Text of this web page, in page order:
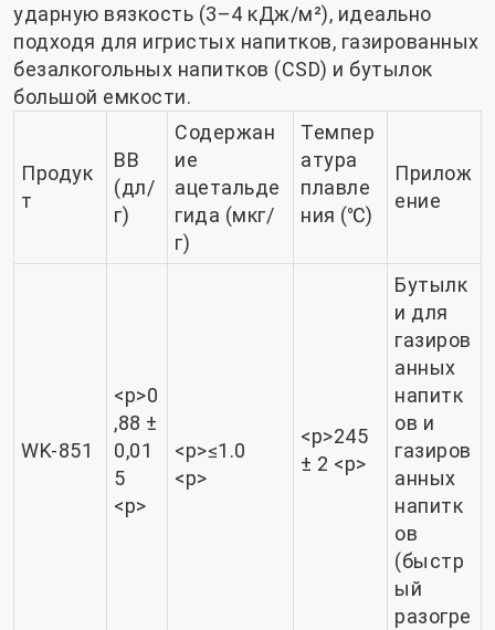
ударную вязкость (3–4 кДж/м²), идеально
подходя для игристых напитков, газированных
безалкогольных напитков (CSD) и бутылок
большой емкости.
Продук
т
ВВ
(дл/
г)
Содержан
ие
ацетальде
гида (мкг/
г)
Темпер
атура
плавле
ния (℃)
Прилож
ение
WK-851
<р>0
,88 ±
0,01
5
<р>
<р>≤1.0
<р>
<р>245
± 2 <р>
Бутылк
и для
газиров
анных
напитк
ов и
газиров
анных
напитк
ов
(быстр
ый
разогре